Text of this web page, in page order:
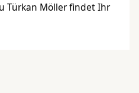
Türkan Möller findet Ihr